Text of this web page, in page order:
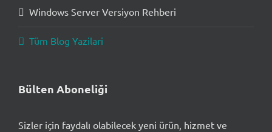
Windows Server Versiyon Rehberi
Tüm Blog Yazilari
Bülten Aboneliği
Sizler için faydalı olabilecek yeni ürün, hizmet ve